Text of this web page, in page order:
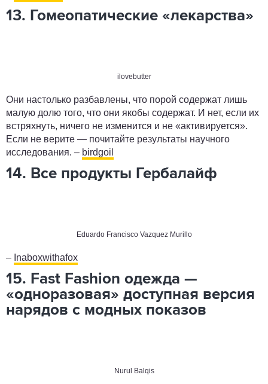
13. Гомеопатические «лекарства»
ilovebutter
Они настолько разбавлены, что порой содержат лишь
малую долю того, что они якобы содержат. И нет, если их
встряхнуть, ничего не изменится и не «активируется».
Если не верите — почитайте результаты научного
исследования. – birdgoil
14. Все продукты Гербалайф
Eduardo Francisco Vazquez Murillo
– Inaboxwithafox
15. Fast Fashion одежда —
«одноразовая» доступная версия
нарядов с модных показов
Nurul Balqis